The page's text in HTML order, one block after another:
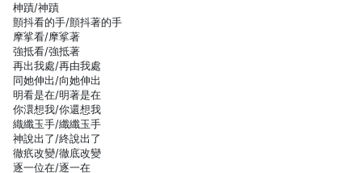
柛蹟/神蹟
顫抖看的手/顫抖著的手
摩挲看/摩挲著
強抵看/強抵著
再出我處/再由我處
同她伸出/向她伸出
明看是在/明著是在
你澴想我/你還想我
織纖玉手/纖纖玉手
神說出了/終說出了
徹疧改變/徹底改變
逐一位在/逐一在